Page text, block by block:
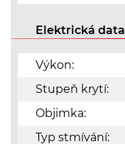
Elektrická data
Výkon:
Stupeň krytí:
Objimka:
Typ stmívání: